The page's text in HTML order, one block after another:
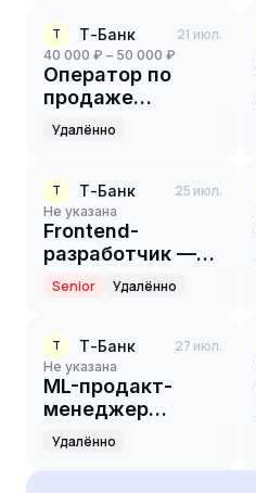
Т Т-Банк 21 июл.
40 000 ₽ – 50 000 ₽
Оператор по
продаже
банковских
продуктов
Удалённо
Т Т-Банк 25 июл.
Не указана
Frontend-
разработчик —
Angular
Senior Удалённо
Т Т-Банк 27 июл.
Не указана
ML-продакт-
менеджер
(Middle/Senior/Lead)
Удалённо